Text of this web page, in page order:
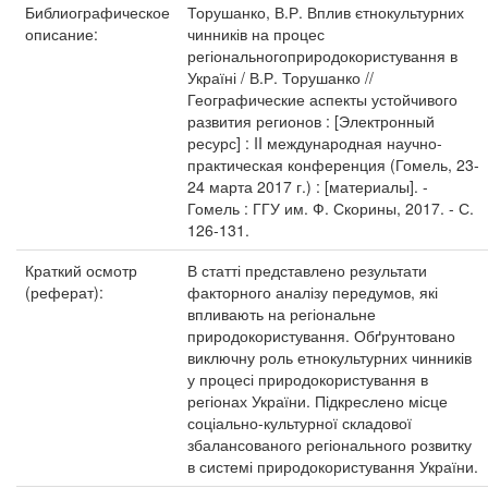
Библиографическое
описание:
Торушанко, В.Р. Вплив єтнокультурних
чинників на процес
регіональногоприродокористування в
Україні / В.Р. Торушанко //
Географические аспекты устойчивого
развития регионов : [Электронный
ресурс] : II международная научно-
практическая конференция (Гомель, 23-
24 марта 2017 г.) : [материалы]. -
Гомель : ГГУ им. Ф. Скорины, 2017. - С.
126-131.
Краткий осмотр
(реферат):
В статті представлено результати
факторного аналізу передумов, які
впливають на регіональне
природокористування. Обґрунтовано
виключну роль етнокультурних чинників
у процесі природокористування в
регіонах України. Підкреслено місце
соціально-культурної складової
збалансованого регіонального розвитку
в системі природокористування України.